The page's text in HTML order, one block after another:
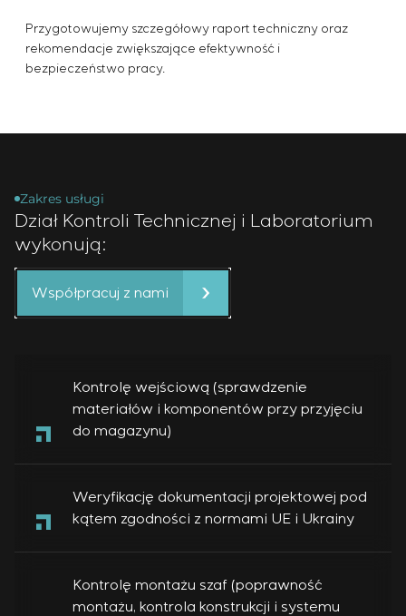
Przygotowujemy szczegółowy raport techniczny oraz
rekomendacje zwiększające efektywność i
bezpieczeństwo pracy.
Zakres usługi
Dział Kontroli Technicznej i Laboratorium
wykonują:
Współpracuj z nami
Kontrolę wejściową (sprawdzenie
materiałów i komponentów przy przyjęciu
do magazynu)
Weryfikację dokumentacji projektowej pod
kątem zgodności z normami UE i Ukrainy
Kontrolę montażu szaf (poprawność
montażu, kontrola konstrukcji i systemu